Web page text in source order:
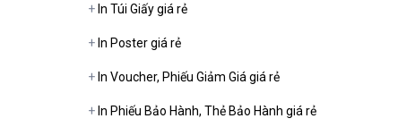
+ In Túi Giấy giá rẻ
+ In Poster giá rẻ
+ In Voucher, Phiếu Giảm Giá giá rẻ
+ In Phiếu Bảo Hành, Thẻ Bảo Hành giá rẻ